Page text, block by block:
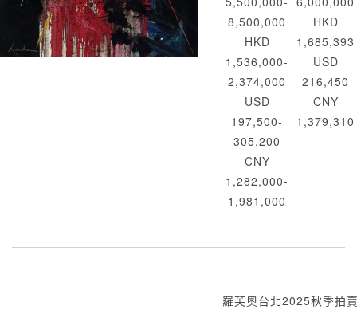
8,500,000
HKD
1,536,000-
2,374,000
USD
197,500-
305,200
CNY
1,282,000-
1,981,000
HKD
1,685,393
USD
216,450
CNY
1,379,310
羅芙奧台北2025秋季拍